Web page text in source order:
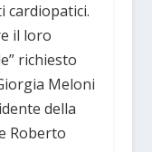
cardiopatici.
il loro
richiesto
Meloni
della
Roberto